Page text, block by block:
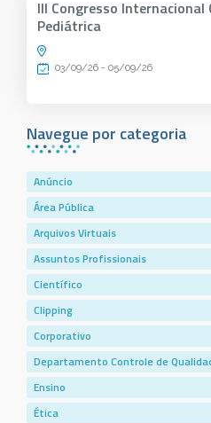
Navegue por categoria
Anúncio
Área Pública
Arquivos Virtuais
Assuntos Profissionais
Científico
Clipping
Corporativo
Departamento Controle de
Ensino
Ética
III Congresso Internacional
Pediátrica
03/09/26 - 05/09/26